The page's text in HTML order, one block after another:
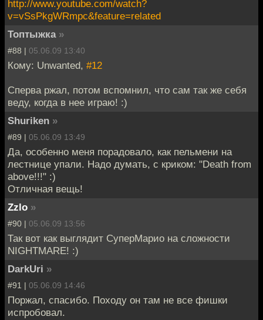
http://www.youtube.com/watch?
v=vSsPkgWRmpc&feature=related
Топтыжка »
#88 | 05.06.09 13:40
Кому: Unwanted, #12
Сперва ржал, потом вспомнил, что сам так же себя
веду, когда в нее играю! :)
Shuriken »
#89 | 05.06.09 13:49
Да, особенно меня порадовало, как пельмени на
лестнице упали. Надо думать, с криком: "Death from
above!!!" :)
Отличная вещь!
Zzlo »
#90 | 05.06.09 13:56
Так вот как выглядит СуперМарио на сложности
NIGHTMARE! :)
DarkUri »
#91 | 05.06.09 14:46
Поржал, спасибо. Походу он там не все фишки
испробовал.